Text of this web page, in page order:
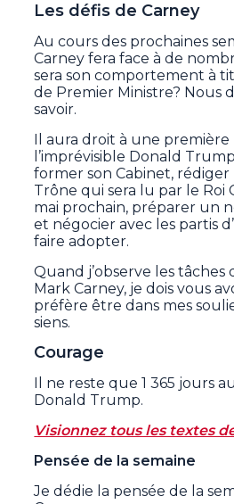
Les défis de Carney
Au cours des prochaines
Carney fera face à de
sera son comportement à
de Premier Ministre? Nous
savoir.
Il aura droit à une
l’imprévisible Donald
former son Cabinet,
Trône qui sera lu par le Roi
mai prochain, préparer un
et négocier avec les partis
faire adopter.
Quand j’observe les
Mark Carney, je dois vous
préfère être dans mes
siens.
Courage
Il ne reste que 1 365 jours
Donald Trump.
Visionnez tous les textes
Pensée de la semaine
Je dédie la pensée de la